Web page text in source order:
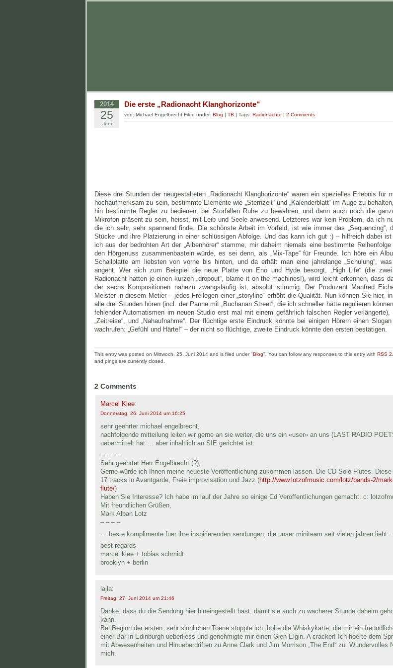
2014
25
Juni
Die erste „Radionacht Klanghorizonte“
von: Michael Engelbrecht Filed under: Blog | TB | Tags: Radionächte | 2 Comments
Diese drei Stunden der neugestalteten „Radionacht Klanghorizonte“ waren ein spezielles Erlebnis für
hochaufmerksam zu sein, bestimmte Elemente wie „Sternzeit“ und „Kalenderblatt“ im Auge zu
hin bestimmte Regler zu bedienen, bei Störfällen Ruhe zu bewahren, und dann auch noch die
Mikrofon präsent zu sein, heisst, mit Leib und Seele anwesend. Letzteres war kein Problem, da ich
die ich sehr, sehr spannend finde. Die schönste Arbeit im Vorfeld, ist wie immer das „Sequencing“,
Stücke und ihre Platzierung in einer schlüssigen Abfolge. Und das kann ich gut :) – hilfreich dabei
ich aus der bedrohten Art der „Albenhörer“ stamme, mir daheim niemals eine bestimmte
den Hörgenuss zusammenbasteln würde, es sei denn, als „Mix-Tape“ für Freunde. Ich höre ein
Schallplatte am liebsten von vorne bis hinten, und da erhält man eine jahrelange „Schulung“, was
angeht. Wer sich zum Beispiel die neue Platte von Eno und Hyde besorgt, „High Life“ (die
Radionacht hatten je einen kurzen „dropout“, blame it on the machines!), wird leicht erkennen, dass
der sechs Kompositionen nahezu zwangsläufig ist, absolut stimmig. Der Produzent Manfred
Meister in diesem Metier – jedes Freilegen einer „storyline“ erhöht die Qualität. Nun können Sie hier,
alle drei Stunden hören (incl. der Panne mit „Buchanan Street“, die ich schneller hätte regulieren
fehlender Automatismen im neuen Studio erst mal mit einem gefährlich falschen Regler verlängerte),
„Zeitreise“, und „Nahaufnahme“. Der flüchtige erste Eindruck könnte bei einigen Hörern einen
wachrufen: „Gefühl und Härte!“ – der nicht so flüchtige, zweite Eindruck könnte den ersten bestätigen.
This entry was posted on Mittwoch, 25. Juni 2014 and is filed under "Blog". You can follow any responses to this entry with RSS
and pings are currently closed.
2 Comments
Marcel Klee:
Donnerstag, 26. Juni 2014 um 16:25
sehr geehrter michael engelbrecht,
nachfolgende mitteilung leiten wir gerne an sie weiter, die uns ein «user» an uns (LAST RADIO
uebermittelt hat … aber inhaltlich an SIE gerichtet ist:
– – – –
Sehr geehrter Herr Engelbrecht (?),
Gerne würde ich Ihnen meine neueste Veröffentlichung zukommen lassen. Die CD Solo Flutes.
17 tracks in Avantgarde, Freie improvisation und Jazz (http://www.lotzofmusic.com/lotz/bands-2/
flute/)
Haben Sie Interesse? Ich habe im lauf der Jahre so einige Cd Veröffentlichungen gemacht. c:
Mit freundlichen Grüßen,
Mark Alban Lotz
– – – –
… beste komplimente fuer ihre inspirierenden sendungen, die unser miniteam seit vielen jahren liebt
best regards
marcel klee + tobias schmidt
brooklyn + berlin
lajla:
Freitag, 27. Juni 2014 um 21:46
Danke, dass du die Sendung hier hineingestellt hast, damit sie auch zu wacherer Stunde daheim
kann.
Bei Beginn der ersten, sehr sinnlichen Toene stoppte ich, holte die Whiskykarte, die mir ein
einer Bar in Edinburgh ueberliess und genehmigte mir einen Glen Elgin. A cracker! Ich hoerte dem
mit Abwesenheiten und Hinueberdriften zu Anne Clark und Jim Morrison „The End“ zu. Wundervolles
mich.